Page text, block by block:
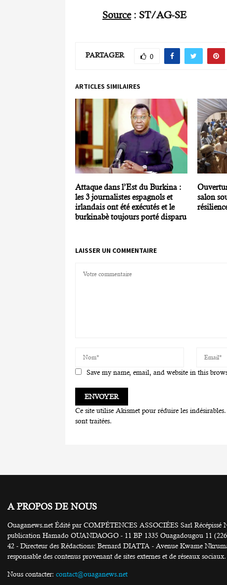
Source: ST/AG-SE
PARTAGER 0
ARTICLES SIMILAIRES
Attaque dans l’Est du Burkina :
les 3 journalistes espagnols et
irlandais ont été exécutés et le
burkinabè toujours porté disparu
salon
LAISSER UN COMMENTAIRE
Save my name, email, and website in this
Ce site utilise Akismet pour réduire les indésirables.
sont traitées.
A PROPOS DE NOUS
Ouaganews.net Édité par COMPÉTENCES ASSOCIÉES Sarl
publication Hamado OUANDAOGO - 11 BP 1335 Ouagadougou 11
42 - Directeur des Rédactions: Bernard DIATTA - Avenue Kwame
responsable des contenus provenant de sites externes et de réseaux sociaux.
Nous contacter: contact@ouaganews.net